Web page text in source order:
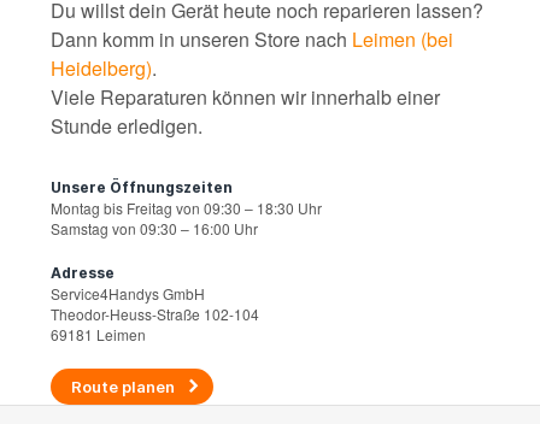
Du willst dein Gerät heute noch reparieren lassen?
Dann komm in unseren Store nach Leimen (bei
Heidelberg).
Viele Reparaturen können wir innerhalb einer
Stunde erledigen.
Unsere Öffnungszeiten
Montag bis Freitag von 09:30 – 18:30 Uhr
Samstag von 09:30 – 16:00 Uhr
Adresse
Service4Handys GmbH
Theodor-Heuss-Straße 102-104
69181 Leimen
Route planen